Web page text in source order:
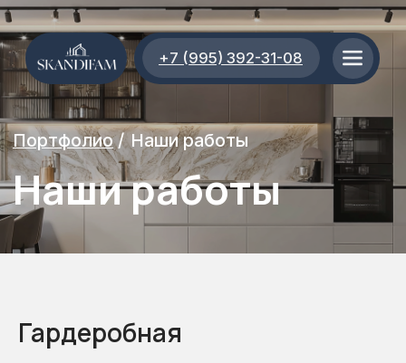
+7 (995) 392-31-08
Наши работы
Наши работы
/
Портфолио
Гардеробная